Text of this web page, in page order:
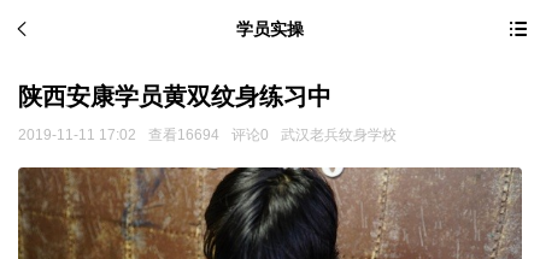
学员实操
陕西安康学员黄双纹身练习中
2019-11-11 17:02 查看16694 评论0 武汉老兵纹身学校